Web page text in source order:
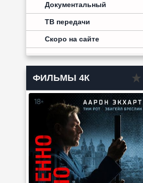
Документальный
ТВ передачи
Скоро на сайте
ФИЛЬМЫ 4К